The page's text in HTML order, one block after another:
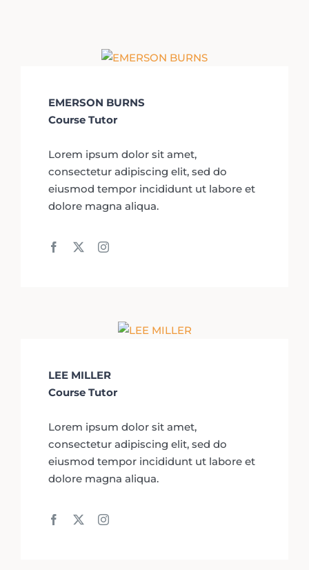
EMERSON BURNS
Course Tutor
Lorem ipsum dolor sit amet,
consectetur adipiscing elit, sed do
eiusmod tempor incididunt ut labore et
dolore magna aliqua.
LEE MILLER
Course Tutor
Lorem ipsum dolor sit amet,
consectetur adipiscing elit, sed do
eiusmod tempor incididunt ut labore et
dolore magna aliqua.